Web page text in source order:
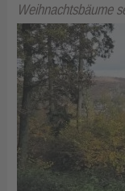
Weihnachtsbäume